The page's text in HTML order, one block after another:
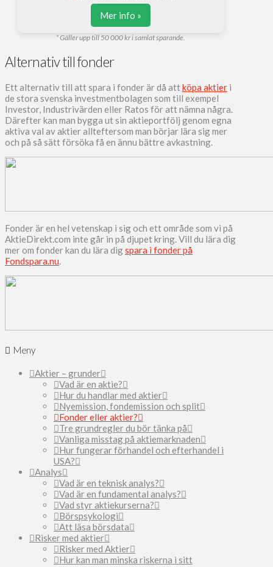
Mer info »
* Gäller upp till 50 000 kr i samlat sparande.
Alternativ till fonder
Ett alternativ till att spara i fonder är då attköpa aktier i
de stora svenska investmentbolagen som till exempel
Investor, Industrivärden eller Ratos för att nämna några.
Därefter kan man bygga ut sin aktieportfölj genom egna
aktiva val av aktier allteftersom man börjar lära sig mer
och på så sätt försöka få en ännu bättre avkastning.
Fonder är en hel vetenskap i sig och ett område som vi på
AktieDirekt.com inte går in på djupet kring. Vill du lära dig
mer om fonder kan du lära digspara i fonder på
Fondspara.nu.
Meny
Aktier – grunder
Vad är en aktie?
Hur du handlar med aktier
Nyemission, fondemission och split
Fonder eller aktier?
Tre grundregler du bör tänka på
Vanliga misstag på aktiemarknaden
Hur fungerar förhandel och efterhandel i
USA?
Analys
Vad är en teknisk analys?
Vad är en fundamental analys?
Vad styr aktiekurserna?
Börspsykologi
Att läsa börsdata
Risker med aktier
Risker med Aktier
Hur kan man minska riskerna i sitt